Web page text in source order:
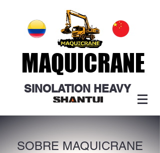
MAQUICRANE
MAQUICRANE
SINOLATION HEAVY
SOBRE MAQUICRANE